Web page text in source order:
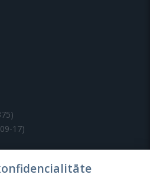
17)